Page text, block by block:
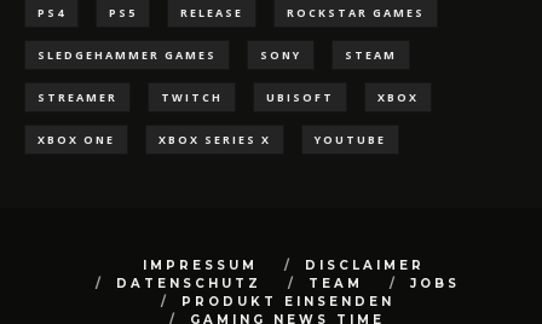
PS4 PS5 RELEASE ROCKSTAR GAMES
SLEDGEHAMMER GAMES SONY STEAM
STREAMER TWITCH UBISOFT XBOX
XBOX ONE XBOX SERIES X YOUTUBE
IMPRESSUM
DISCLAIMER
DATENSCHUTZ
TEAM
JOBS
PRODUKT EINSENDEN
GAMING NEWS TIME